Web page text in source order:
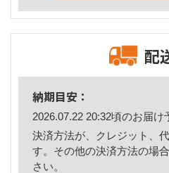
配
納期目安：
2026.07.22 20:32頃のお届け
決済方法が、クレジット、
す。その他の決済方法の場
さい。